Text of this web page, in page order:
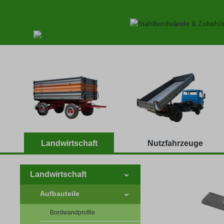
Landwirtschaft Nutzfahrzeuge
Landwirtschaft
Aufbauteile
Bordwandprofile